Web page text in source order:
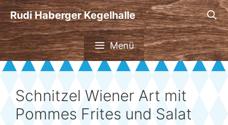
Zum
Inhalt
springen
Rudi Haberger Kegelhalle
Menü
Schnitzel Wiener Art mit
Pommes Frites und Salat